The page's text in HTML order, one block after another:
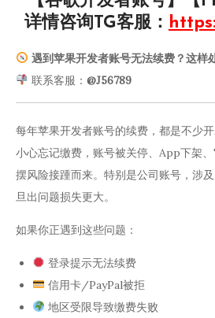
详情咨询TG客服：
遇到苹果开发者账号无法续费？这样
联系客服： @J56789
每年苹果开发者账号的续费，都是不少
小心忘记缴费，账号被关停、App下架
摆风险接踵而来。特别是公司账号，涉
旦出问题损失更大。
如果你正遇到这些问题：
登录提示无法续费
信用卡/PayPal被拒
地区受限导致缴费失败